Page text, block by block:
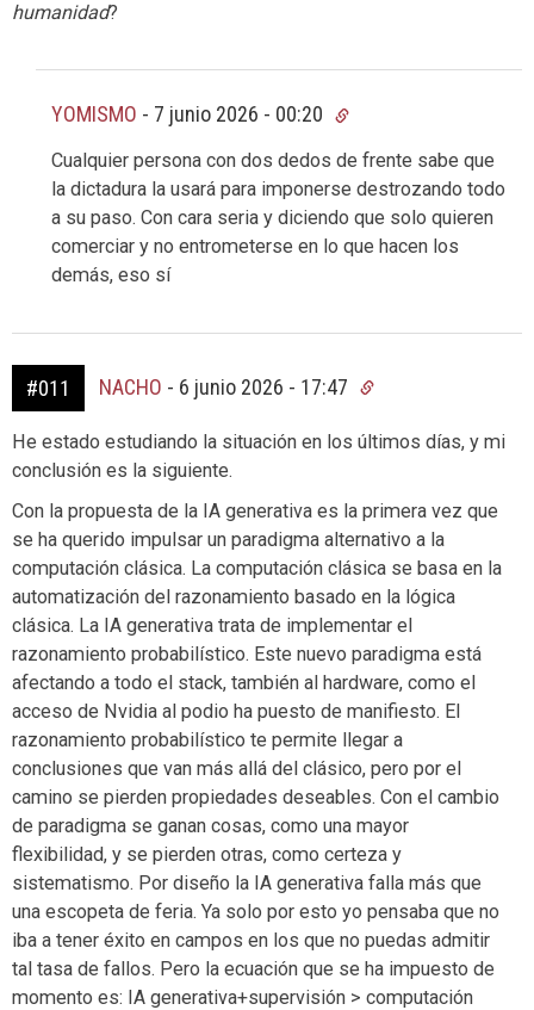
humanidad?
YOMISMO - 7 junio 2026 - 00:20
Cualquier persona con dos dedos de frente sabe que
la dictadura la usará para imponerse destrozando todo
a su paso. Con cara seria y diciendo que solo quieren
comerciar y no entrometerse en lo que hacen los
demás, eso sí
#011 NACHO - 6 junio 2026 - 17:47
He estado estudiando la situación en los últimos días, y mi
conclusión es la siguiente.
Con la propuesta de la IA generativa es la primera vez que
se ha querido impulsar un paradigma alternativo a la
computación clásica. La computación clásica se basa en la
automatización del razonamiento basado en la lógica
clásica. La IA generativa trata de implementar el
razonamiento probabilístico. Este nuevo paradigma está
afectando a todo el stack, también al hardware, como el
acceso de Nvidia al podio ha puesto de manifiesto. El
razonamiento probabilístico te permite llegar a
conclusiones que van más allá del clásico, pero por el
camino se pierden propiedades deseables. Con el cambio
de paradigma se ganan cosas, como una mayor
flexibilidad, y se pierden otras, como certeza y
sistematismo. Por diseño la IA generativa falla más que
una escopeta de feria. Ya solo por esto yo pensaba que no
iba a tener éxito en campos en los que no puedas admitir
tal tasa de fallos. Pero la ecuación que se ha impuesto de
momento es: IA generativa+supervisión > computación